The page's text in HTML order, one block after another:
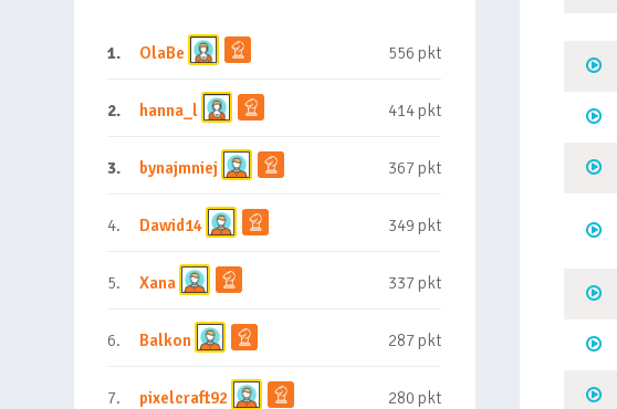
1. OlaBe 556 pkt
2. hanna_l 414 pkt
3. bynajmniej 367 pkt
4. Dawid14 349 pkt
5. Xana 337 pkt
6. Balkon 287 pkt
7. pixelcraft92 280 pkt